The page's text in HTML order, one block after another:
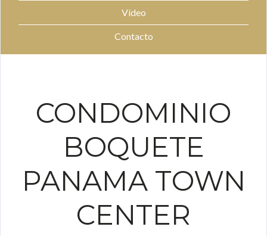
Vídeo
Contacto
CONDOMINIO
BOQUETE
PANAMA TOWN
CENTER